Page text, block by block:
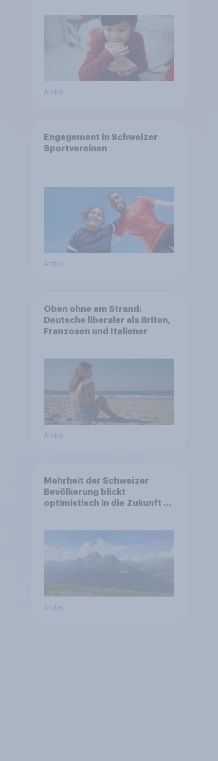
Artikel
Engagement in Schweizer
Sportvereinen
Artikel
Oben ohne am Strand:
Deutsche liberaler als Briten,
Franzosen und Italiener
Artikel
Mehrheit der Schweizer
Bevölkerung blickt
optimistisch in die Zukunft –
Altersvorsorge
Artikel